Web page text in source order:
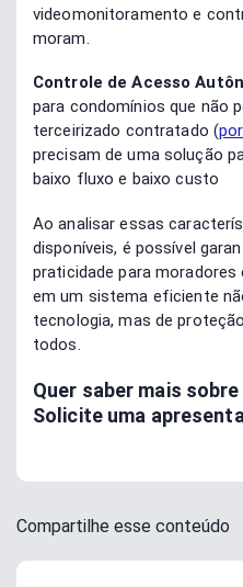
videomonitoramento e
moram.
Controle de Acesso
para condomínios que não
terceirizado contratado (
precisam de uma solução
baixo fluxo e baixo custo
Ao analisar essas
disponíveis, é possível
praticidade para
em um sistema eficiente
tecnologia, mas de
todos.
Quer saber mais
Solicite uma
Compartilhe esse conteúdo